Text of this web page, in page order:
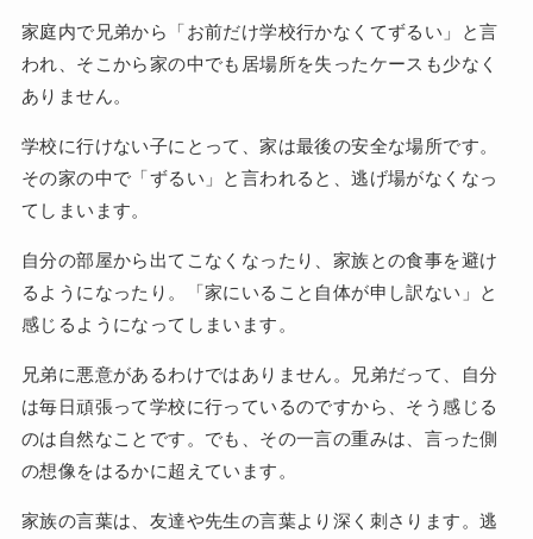
家庭内で兄弟から「お前だけ学校行かなくてずるい」と言
われ、そこから家の中でも居場所を失ったケースも少なく
ありません。
学校に行けない子にとって、家は最後の安全な場所です。
その家の中で「ずるい」と言われると、逃げ場がなくなっ
てしまいます。
自分の部屋から出てこなくなったり、家族との食事を避け
るようになったり。「家にいること自体が申し訳ない」と
感じるようになってしまいます。
兄弟に悪意があるわけではありません。兄弟だって、自分
は毎日頑張って学校に行っているのですから、そう感じる
のは自然なことです。でも、その一言の重みは、言った側
の想像をはるかに超えています。
家族の言葉は、友達や先生の言葉より深く刺さります。逃